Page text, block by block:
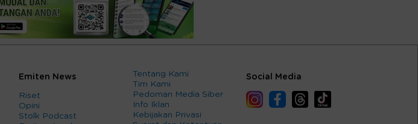
Emiten News
Riset
Opini
Stolk Podcast
Tentang Kami
Tim Kami
Pedoman Media Siber
Info Iklan
Kebijakan Privasi
Social Media